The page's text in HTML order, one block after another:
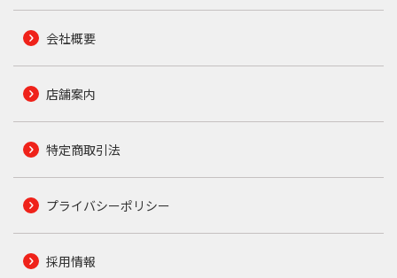
会社概要
店舗案内
特定商取引法
プライバシーポリシー
採用情報